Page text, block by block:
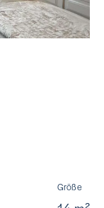
Größe